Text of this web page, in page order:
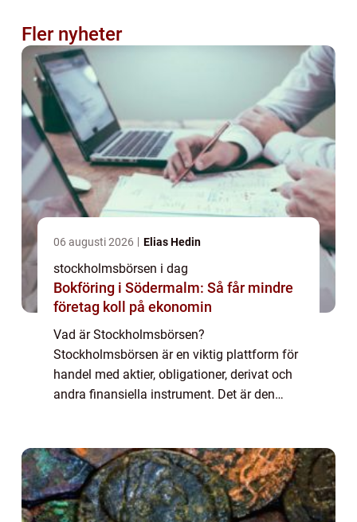
Fler nyheter
06 augusti 2026 Elias Hedin
stockholmsbörsen i dag
Bokföring i Södermalm: Så får mindre
företag koll på ekonomin
Vad är Stockholmsbörsen?
Stockholmsbörsen är en viktig plattform för
handel med aktier, obligationer, derivat och
andra finansiella instrument. Det är den
företag att...